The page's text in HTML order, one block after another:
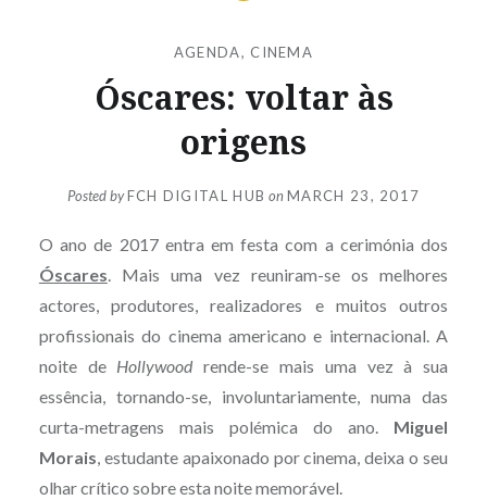
AGENDA, CINEMA
Óscares: voltar às
origens
Posted byFCH DIGITAL HUB onMARCH 23, 2017
O ano de 2017 entra em festa com a cerimónia dos
Óscares. Mais uma vez reuniram-se os melhores
actores, produtores, realizadores e muitos outros
profissionais do cinema americano e internacional. A
noite de Hollywoodrende-se mais uma vez à sua
essência, tornando-se, involuntariamente, numa das
curta-metragens mais polémica do ano. Miguel
Morais, estudante apaixonado por cinema, deixa o seu
olhar crítico sobre esta noite memorável.